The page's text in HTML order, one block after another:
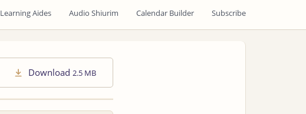
Learning Aides Audio Shiurim Calendar Builder Subscribe
Download 2.5 MB